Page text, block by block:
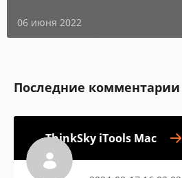
06 июня 2022
Последние комментарии
ThinkSky iTools Mac